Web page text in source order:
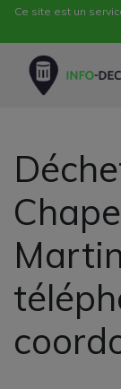
Ce site est un